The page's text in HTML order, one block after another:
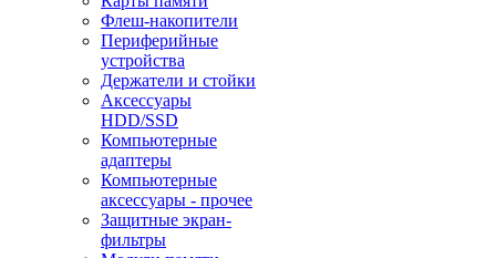
Флеш-накопители
Периферийные
устройства
Держатели и стойки
Аксессуары
HDD/SSD
Компьютерные
адаптеры
Компьютерные
аксессуары - прочее
Защитные экран-
фильтры